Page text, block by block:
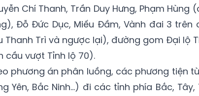
Chí Thanh, Trần Duy Hưng, Phạm
Đỗ Đức Dục, Miếu Đầm, Vành đai 3
Thanh Trì và ngược lại), đường gom Đại lộ
cầu vượt Tỉnh lộ 70).
phương án phân luồng, các phương tiện
Yên, Bắc Ninh…) đi các tỉnh phía Bắc,